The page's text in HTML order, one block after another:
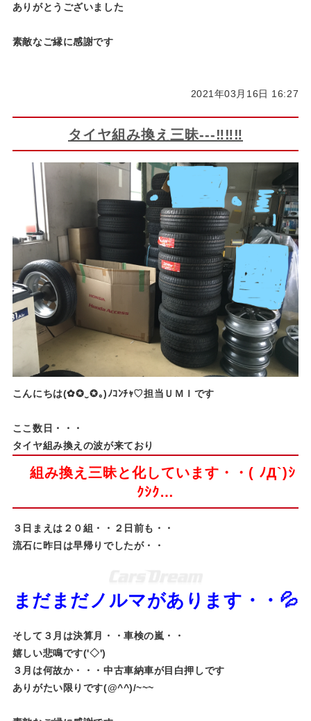
ありがとうございました
素敵なご縁に感謝です
2021年03月16日 16:27
タイヤ組み換え三昧---‼‼‼
こんにちは(✿✪‿✪｡)ﾉｺﾝﾁｬ♡担当ＵＭＩです
ここ数日・・・
タイヤ組み換えの波が来ており
組み換え三昧と化しています・・( ﾉД`)ｼ
ｸｼｸ…
３日まえは２０組・・２日前も・・
流石に昨日は早帰りでしたが・・
まだまだノルマがあります・・💦
そして３月は決算月・・車検の嵐・・
嬉しい悲鳴です('◇')ゞ
３月は何故か・・・中古車納車が目白押しです
ありがたい限りです(@^^)/~~~